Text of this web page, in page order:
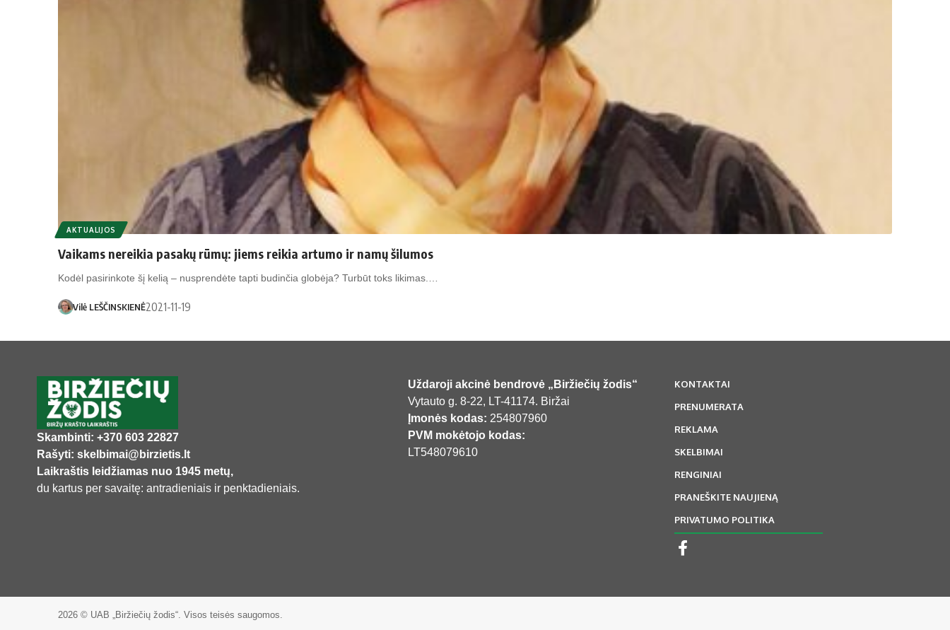
AKTUALIJOS
Vaikams nereikia pasakų rūmų: jiems reikia artumo ir namų šilumos
Kodėl pasirinkote šį kelią – nusprendėte tapti budinčia globėja? Turbūt toks likimas.…
Vilė LEŠČINSKIENĖ2021-11-19
Skambinti: +370 603 22827
Rašyti: skelbimai@birzietis.lt
Laikraštis leidžiamas nuo 1945 metų,
du kartus per savaitę: antradieniais ir penktadieniais.
Uždaroji akcinė bendrovė „Biržiečių žodis“
Vytauto g. 8-22, LT-41174. Biržai
Įmonės kodas: 254807960
PVM mokėtojo kodas:
LT548079610
KONTAKTAI
PRENUMERATA
REKLAMA
SKELBIMAI
RENGINIAI
PRANEŠKITE NAUJIENĄ
PRIVATUMO POLITIKA
2026 © UAB „Biržiečių žodis“. Visos teisės saugomos.